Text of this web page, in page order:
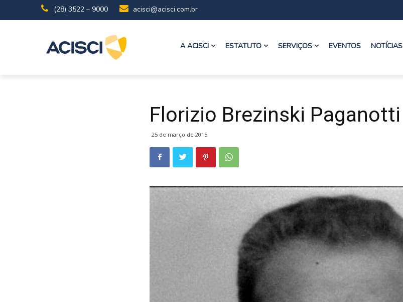
(28) 3522 – 9000 acisci@acisci.com.br
A ACISCI ESTATUTO SERVIÇOS EVENTOS NOTÍCIAS
Florizio Brezinski Paganotti
25 de março de 2015